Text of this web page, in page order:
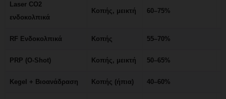
Laser CO2
ενδοκολπικά
Κοπής, μεικτή 60–75%
RF Ενδοκολπικά Κοπής 55–70%
PRP (O-Shot) Κοπής, μεικτή 50–65%
Kegel + Βιοανάδραση Κοπής (ήπια) 40–60%